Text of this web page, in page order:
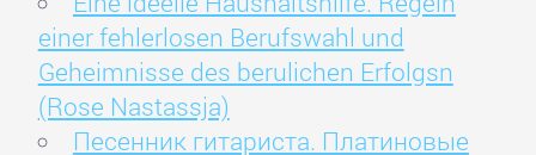
einer fehlerlosen Berufswahl und
Geheimnisse des berulichen Erfolgsn
(Rose Nastassja)
Песенник гитариста. Платиновые